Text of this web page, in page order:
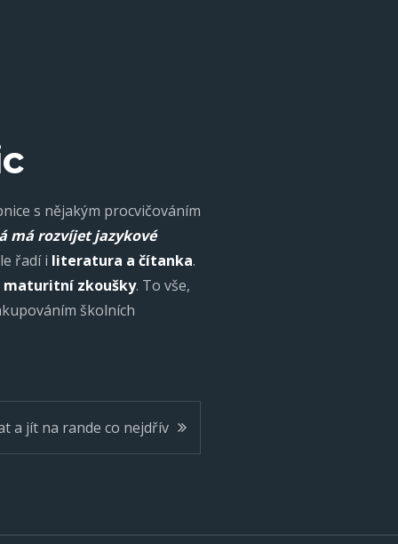
s nějakým procvičováním
má rozvíjet jazykové
řadí i literatura a čítanka.
maturitní zkoušky. To vše,
školních
a jít na rande co nejdřív